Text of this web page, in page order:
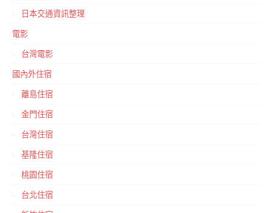
日本交通資訊整理
電影
台灣電影
國內外住宿
離島住宿
金門住宿
台灣住宿
基隆住宿
桃園住宿
台北住宿